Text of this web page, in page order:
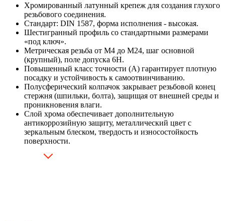
Хромированный латунный крепеж для создания глухого
резьбового соединения.
Стандарт: DIN 1587, форма исполнения - высокая.
Шестигранный профиль со стандартными размерами
«под ключ».
Метрическая резьба от М4 до М24, шаг основной
(крупный), поле допуска 6H.
Повышенный класс точности (А) гарантирует плотную
посадку и устойчивость к самоотвинчиванию.
Полусферический колпачок закрывает резьбовой конец
стержня (шпильки, болта), защищая от внешней среды и
проникновения влаги.
Слой хрома обеспечивает дополнительную
антикоррозийную защиту, металлический цвет с
зеркальным блеском, твердость и износостойкость
поверхности.